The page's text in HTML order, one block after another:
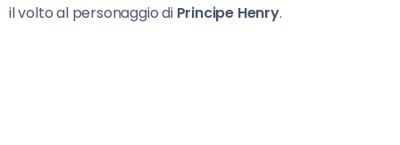
il volto al personaggio diPrincipe Henry.